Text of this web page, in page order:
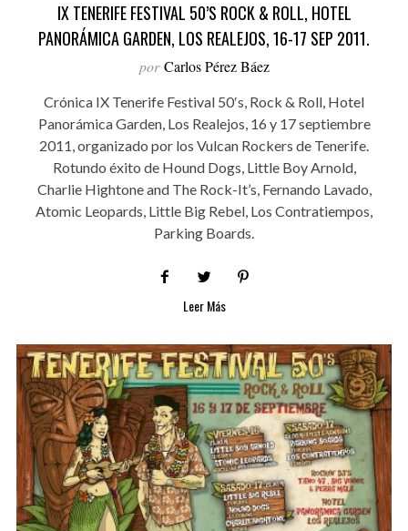
IX TENERIFE FESTIVAL 50’S ROCK & ROLL, HOTEL
PANORÁMICA GARDEN, LOS REALEJOS, 16-17 SEP 2011.
por Carlos Pérez Báez
Crónica IX Tenerife Festival 50′s, Rock & Roll, Hotel
Panorámica Garden, Los Realejos, 16 y 17 septiembre
2011, organizado por los Vulcan Rockers de Tenerife.
Rotundo éxito de Hound Dogs, Little Boy Arnold,
Charlie Hightone and The Rock-It’s, Fernando Lavado,
Atomic Leopards, Little Big Rebel, Los Contratiempos,
Parking Boards.
Leer Más